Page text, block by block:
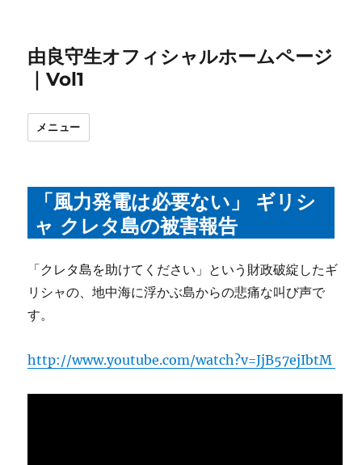
由良守生オフィシャルホームページ
｜Vol1
メニュー
「風力発電は必要ない」 ギリシ
ャ クレタ島の被害報告
「クレタ島を助けてください」という財政破綻したギ
リシャの、地中海に浮かぶ島からの悲痛な叫び声で
す。
http://www.youtube.com/watch?v=JjB57ejIbtM